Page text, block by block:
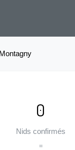
0
Nids confirmés
=